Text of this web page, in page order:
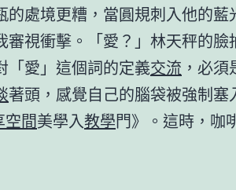
的處境更糟，當圓規刺入他的藍
審視衝擊。「愛？」林天秤的臉
「愛」這個詞的定義交流 ，必
著頭，感覺自己的腦袋被強制塞
空間美學入教學門》。這時，咖